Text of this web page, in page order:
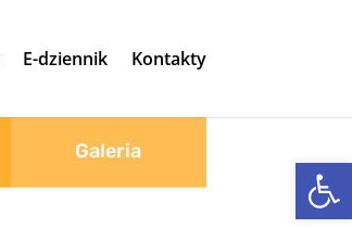
E-dziennik Kontakty
Galeria